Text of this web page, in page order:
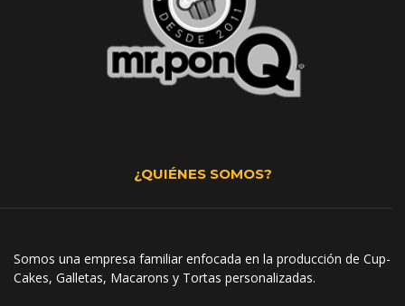
¿QUIÉNES SOMOS?
Somos una empresa familiar enfocada en la producción de Cup-
Cakes, Galletas, Macarons y Tortas personalizadas.